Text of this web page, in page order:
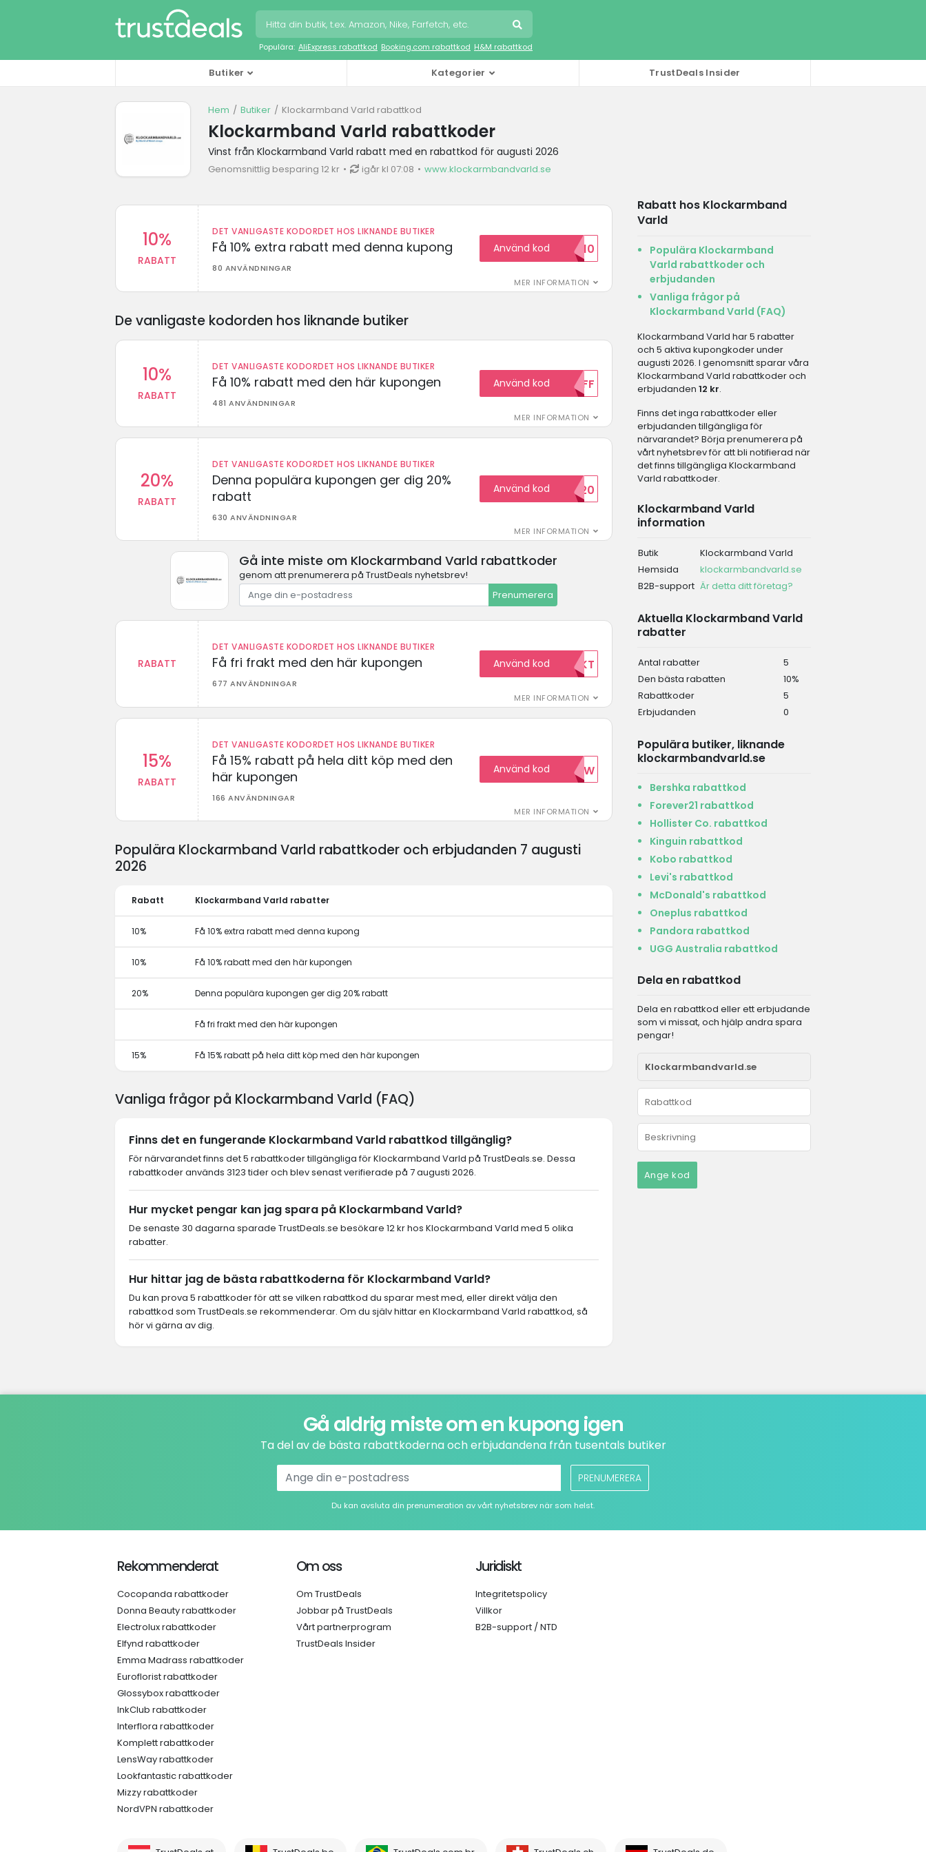
Populära: AliExpress rabattkod Booking.com rabattkod H&M rabattkod
Butiker Kategorier TrustDeals Insider
Hem Butiker Klockarmband Varld rabattkod
Klockarmband Varld rabattkoder
Vinst från Klockarmband Varld rabatt med en rabattkod för augusti 2026
Genomsnittlig besparing 12 kr igår kl 07:08 www.klockarmbandvarld.se
10%
RABATT
DET VANLIGASTE KODORDET HOS LIKNANDE BUTIKER
Få 10% extra rabatt med denna kupong
80 ANVÄNDNINGAR
MER INFORMATION
Använd kod
VILKOMMEN10
De vanligaste kodorden hos liknande butiker
10%
RABATT
DET VANLIGASTE KODORDET HOS LIKNANDE BUTIKER
Få 10% rabatt med den här kupongen
481 ANVÄNDNINGAR
MER INFORMATION
Använd kod 10OFF
20%
RABATT
DET VANLIGASTE KODORDET HOS LIKNANDE BUTIKER
Denna populära kupongen ger dig 20%
rabatt
630 ANVÄNDNINGAR
MER INFORMATION
Använd kodHELLO20
Gå inte miste om Klockarmband Varld rabattkoder
genom att prenumerera på TrustDeals nyhetsbrev!
Prenumerera
RABATT
DET VANLIGASTE KODORDET HOS LIKNANDE BUTIKER
Få fri frakt med den här kupongen
677 ANVÄNDNINGAR
MER INFORMATION
Använd kodFRIFRAKT
15%
RABATT
DET VANLIGASTE KODORDET HOS LIKNANDE BUTIKER
Få 15% rabatt på hela ditt köp med den
här kupongen
166 ANVÄNDNINGAR
MER INFORMATION
Använd kod 15NOW
Rabatt hos Klockarmband
Varld
Populära Klockarmband
Varld rabattkoder och
erbjudanden
Vanliga frågor på
Klockarmband Varld (FAQ)
Klockarmband Varld har 5 rabatter
och 5 aktiva kupongkoder under
augusti 2026. I genomsnitt sparar våra
Klockarmband Varld rabattkoder och
erbjudanden 12 kr.
Finns det inga rabattkoder eller
erbjudanden tillgängliga för
närvarandet? Börja prenumerera på
vårt nyhetsbrev för att bli notifierad när
det finns tillgängliga Klockarmband
Varld rabattkoder.
Klockarmband Varld
information
Butik
Klockarmband Varld
Hemsida
klockarmbandvarld.se
B2B-support Är detta ditt företag?
Aktuella Klockarmband Varld
rabatter
Antal rabatter
5
Den bästa rabatten
10%
Rabattkoder
5
Erbjudanden
0
Populära butiker, liknande
klockarmbandvarld.se
Bershka rabattkod
Forever21 rabattkod
Hollister Co. rabattkod
Kinguin rabattkod
Kobo rabattkod
Levi's rabattkod
McDonald's rabattkod
Oneplus rabattkod
Pandora rabattkod
UGG Australia rabattkod
Dela en rabattkod
Dela en rabattkod eller ett erbjudande
som vi missat, och hjälp andra spara
pengar!
Ange kod
Populära Klockarmband Varld rabattkoder och erbjudanden 7 augusti
2026
Rabatt Klockarmband Varld rabatter
10% Få 10% extra rabatt med denna kupong
10% Få 10% rabatt med den här kupongen
20% Denna populära kupongen ger dig 20% rabatt
Få fri frakt med den här kupongen
15% Få 15% rabatt på hela ditt köp med den här kupongen
Vanliga frågor på Klockarmband Varld (FAQ)
Finns det en fungerande Klockarmband Varld rabattkod tillgänglig?
För närvarandet finns det 5 rabattkoder tillgängliga för Klockarmband Varld på TrustDeals.se. Dessa
rabattkoder används 3123 tider och blev senast verifierade på 7 augusti 2026.
Hur mycket pengar kan jag spara på Klockarmband Varld?
De senaste 30 dagarna sparade TrustDeals.se besökare 12 kr hos Klockarmband Varld med 5 olika
rabatter.
Hur hittar jag de bästa rabattkoderna för Klockarmband Varld?
Du kan prova 5 rabattkoder för att se vilken rabattkod du sparar mest med, eller direkt välja den
rabattkod som TrustDeals.se rekommenderar. Om du själv hittar en Klockarmband Varld rabattkod, så
hör vi gärna av dig.
Gå aldrig miste om en kupong igen
Ta del av de bästa rabattkoderna och erbjudandena från tusentals butiker
PRENUMERERA
Du kan avsluta din prenumeration av vårt nyhetsbrev när som helst.
Rekommenderat
Cocopanda rabattkoder
Donna Beauty rabattkoder
Electrolux rabattkoder
Elfynd rabattkoder
Emma Madrass rabattkoder
Euroflorist rabattkoder
Glossybox rabattkoder
InkClub rabattkoder
Interflora rabattkoder
Komplett rabattkoder
LensWay rabattkoder
Lookfantastic rabattkoder
Mizzy rabattkoder
NordVPN rabattkoder
Om oss
Om TrustDeals
Jobbar på TrustDeals
Vårt partnerprogram
TrustDeals Insider
Juridiskt
Integritetspolicy
Villkor
B2B-support / NTD